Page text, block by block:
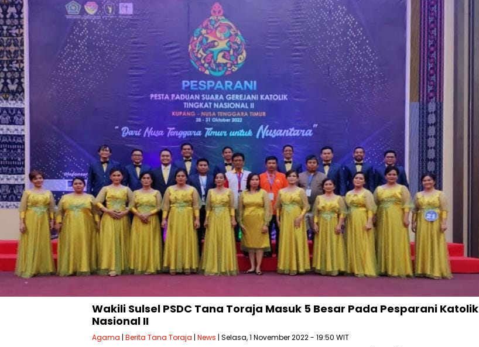
Wakili Sulsel PSDC Tana Toraja Masuk 5 Besar Pada Pesparani Katolik
Nasional II
Agama | Berita Tana Toraja | News | Selasa, 1 November 2022 - 19:50 WIT